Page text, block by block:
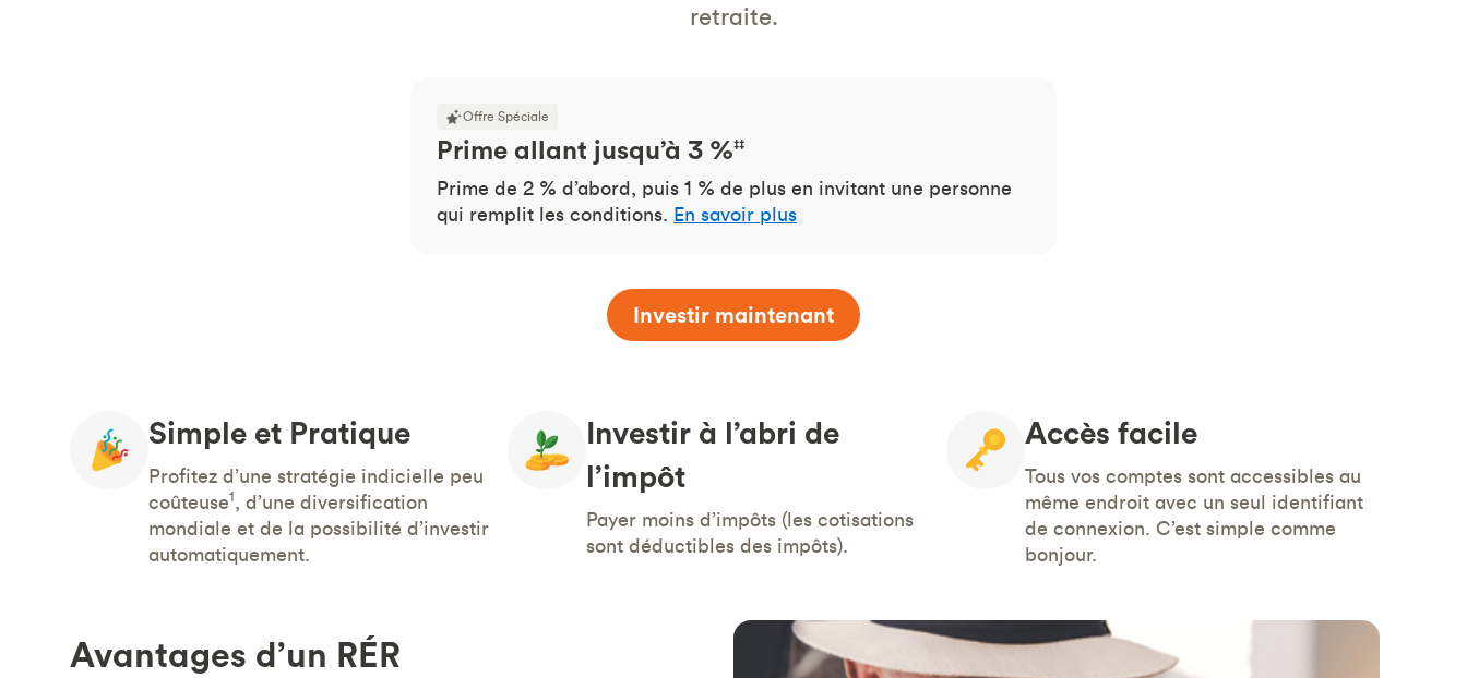
retraite.
Offre Spéciale
Prime allant jusqu’à 3 %‡‡
Prime de 2 % d’abord, puis 1 % de plus en invitant une personne
qui remplit les conditions. En savoir plus
Investir maintenant
Simple et Pratique
Profitez d’une stratégie indicielle peu
coûteuse1, d’une diversification
mondiale et de la possibilité d’investir
automatiquement.
Investir à l’abri de
l’impôt
Payer moins d’impôts (les cotisations
sont déductibles des impôts).
Accès facile
Tous vos comptes sont accessibles au
même endroit avec un seul identifiant
de connexion. C’est simple comme
bonjour.
Avantages d’un RÉR